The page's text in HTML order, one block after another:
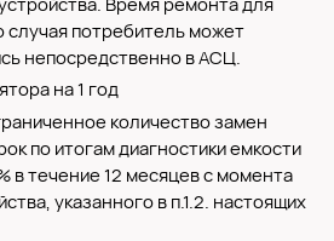
случая потребитель может
непосредственно в АСЦ.
на 1 год
количество замен
по итогам диагностики емкости
в течение 12 месяцев с момента
указанного в п.1.2. настоящих